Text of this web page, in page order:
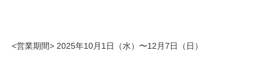
<営業期間> 2025年10月1日（水）〜12月7日（日）